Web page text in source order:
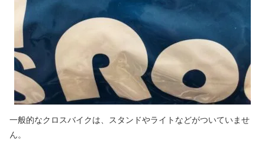
一般的なクロスバイクは、スタンドやライトなどがついていませ
ん。